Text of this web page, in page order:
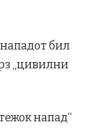
бил
„цивилни
напад“